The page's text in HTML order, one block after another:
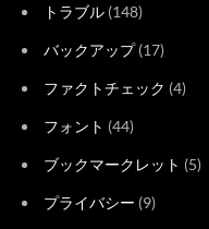
トラブル (148)
バックアップ(17)
ファクトチェック (4)
フォント (44)
ブックマークレット (5)
プライバシー (9)